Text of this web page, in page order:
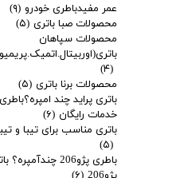
عمر مفیدباطری خودرو (۹)
محصولات صبا باتری (۵)
محصولات سپاهان
(۴)
محصولات برنا باتری (۵)
باتری پراید چند
خدمات رایگان (۶)
باتری مناسب برای تیبا و تیبا2 چند
(۵)
باطری پژو206